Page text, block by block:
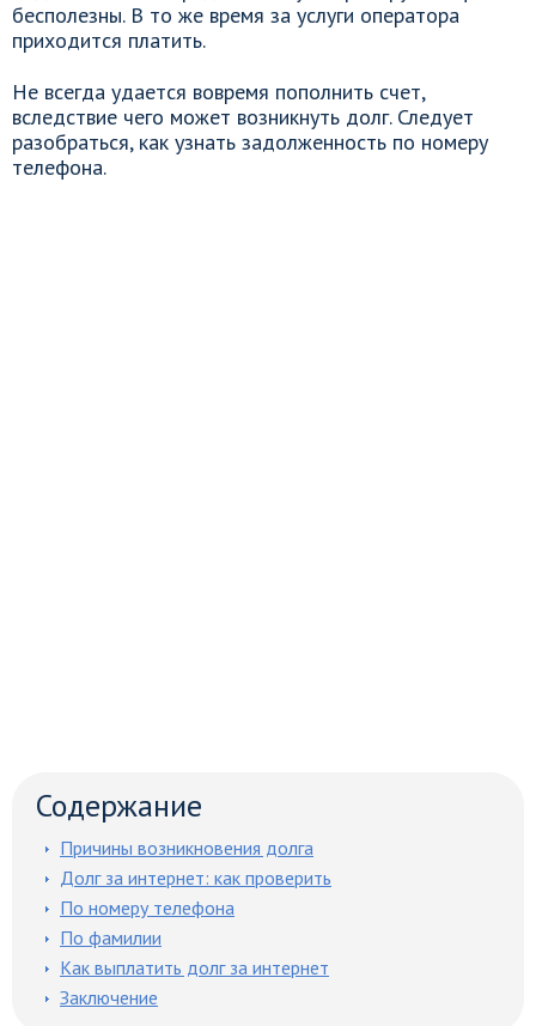
бесполезны. В то же время за услуги оператора
приходится платить.
Не всегда удается вовремя пополнить счет,
вследствие чего может возникнуть долг. Следует
разобраться, как узнать задолженность по номеру
телефона.
Содержание
Причины возникновения долга
Долг за интернет: как проверить
По номеру телефона
По фамилии
Как выплатить долг за интернет
Заключение